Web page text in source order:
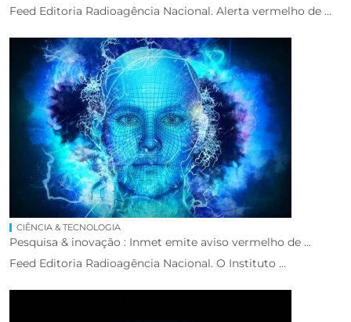
Feed Editoria Radioagência Nacional. Alerta vermelho de ...
CIÊNCIA & TECNOLOGIA
Pesquisa & inovação : Inmet emite aviso vermelho de ...
Feed Editoria Radioagência Nacional. O Instituto ...